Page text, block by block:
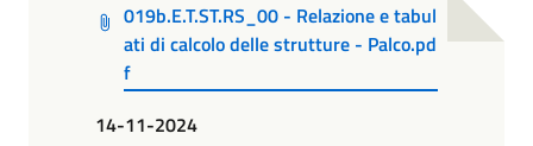
019b.E.T.ST.RS_00 - Relazione e tabul
ati di calcolo delle strutture - Palco.pd
f
14-11-2024